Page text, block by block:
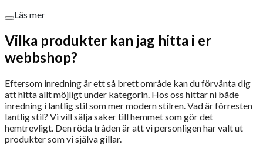
Läs mer
Vilka produkter kan jag hitta i er
webbshop?
Eftersom inredning är ett så brett område kan du förvänta dig
att hitta allt möjligt under kategorin. Hos oss hittar ni både
inredning i lantlig stil som mer modern stilren. Vad är förresten
lantlig stil? Vi vill sälja saker till hemmet som gör det
hemtrevligt. Den röda tråden är att vi personligen har valt ut
produkter som vi själva gillar.